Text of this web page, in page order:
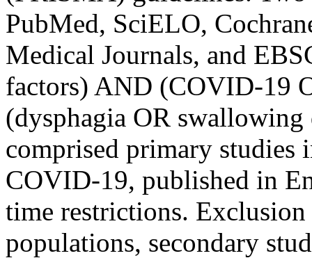
PubMed, SciELO,
Medical Journals, and
factors) AND (COVID-19
(dysphagia OR
comprised primary
COVID-19, published in
time restrictions.
populations, secondary